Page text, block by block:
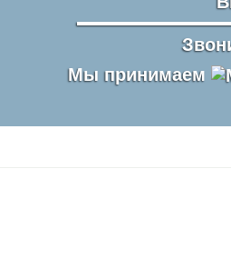
Мы принимаем